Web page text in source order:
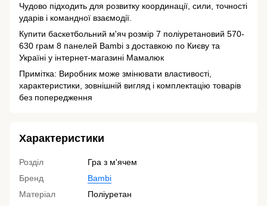
Чудово підходить для розвитку координації, сили, точності
ударів і командної взаємодії.
Купити баскетбольний м'яч розмір 7 поліуретановий 570-
630 грам 8 панелей Bambi з доставкою по Києву та
Україні у інтернет-магазині Мамалюк
Примітка: Виробник може змінювати властивості,
характеристики, зовнішній вигляд і комплектацію товарів
без попередження
Характеристики
Розділ
Гра з м'ячем
Бренд
Bambi
Матеріал
Поліуретан